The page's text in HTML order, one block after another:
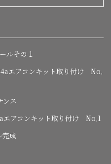
ルその１
エアコンキット取り付け No,
ス
エアコンキット取り付け No,1
完成